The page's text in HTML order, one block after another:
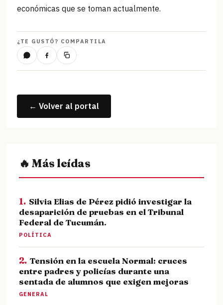
económicas que se toman actualmente.
¿TE GUSTÓ? COMPARTILA
← Volver al portal
🔥 Más leídas
1. Silvia Elias de Pérez pidió investigar la
desaparición de pruebas en el Tribunal
Federal de Tucumán.
POLÍTICA
2. Tensión en la escuela Normal: cruces
entre padres y policías durante una
sentada de alumnos que exigen mejoras
GENERAL